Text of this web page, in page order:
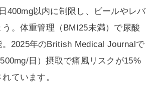
400mg以内に制限し、ビールやレバ
。体重管理（BMI25未満）で尿酸
2025年のBritish Medical Journalで
日）摂取で痛風リスクが15%
ています。